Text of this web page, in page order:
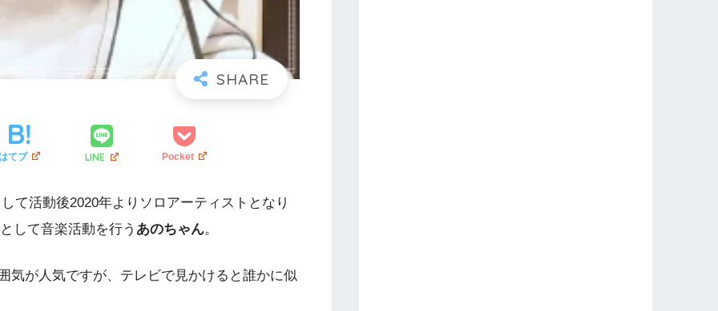
てブ LINE Pocket
て活動後2020年よりソロアーティストとなり
して音楽活動を行う あのちゃん。
気が人気ですが、テレビで見かけると誰かに似